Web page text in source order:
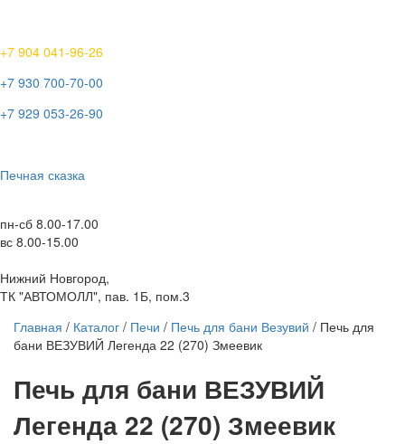
+7 904 041-96-26
+7 930 700-70-00
+7 929 053-26-90
Печная сказка
пн-сб 8.00-17.00
вс 8.00-15.00
Нижний Новгород,
ТК "АВТОМОЛЛ", пав. 1Б, пом.3
Главная / Каталог / Печи / Печь для бани Везувий / Печь для
бани ВЕЗУВИЙ Легенда 22 (270) Змеевик
Печь для бани ВЕЗУВИЙ
Легенда 22 (270) Змеевик